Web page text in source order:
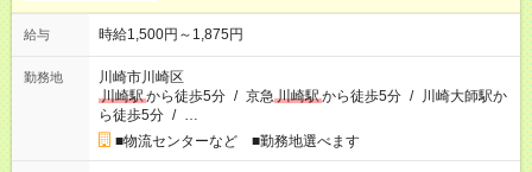
給与 時給1,500円～1,875円
勤務地
川崎市川崎区
川崎駅から徒歩5分 / 京急 川崎駅から徒歩5分 / 川崎大師駅か
ら徒歩5分 / …
■物流センターなど ■勤務地選べます